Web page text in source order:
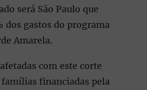
será São Paulo que
dos gastos do programa
Amarela.
com este corte
famílias financiadas pela